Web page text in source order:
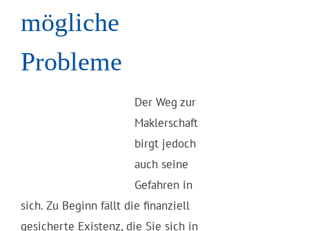
mögliche
Probleme
Der Weg zur
Maklerschaft
birgt jedoch
auch seine
Gefahren in
sich. Zu Beginn fällt die finanziell
gesicherte Existenz, die Sie sich in